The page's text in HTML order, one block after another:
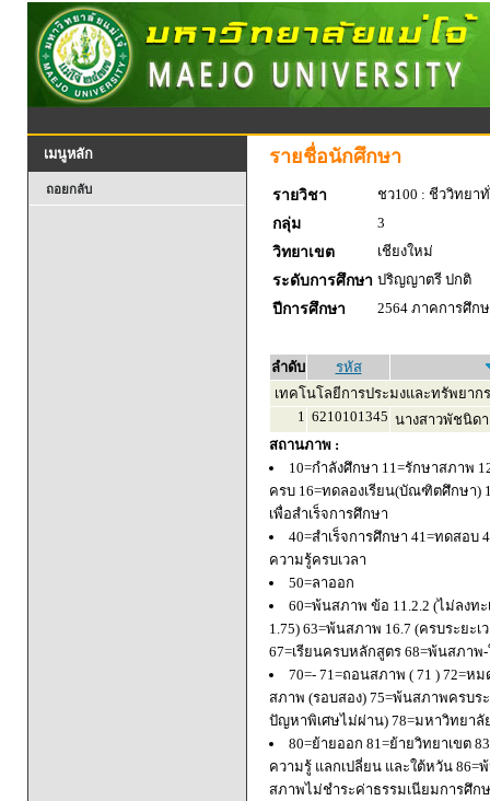
เมนูหลัก
ถอยกลับ
รายชื่อนักศึกษา
รายวิชา
ชว100 : ชีววิทยา
กลุ่ม
3
วิทยาเขต
เชียงใหม่
ระดับการศึกษา ปริญญาตรี ปกติ
ปีการศึกษา
2564 ภาคการศึก
ลำดับ
รหัส
เทคโนโลยีการประมงและทรัพยาก
1 6210101345 นางสาวพัชนิด
สถานภาพ :
10=กำลังศึกษา 11=รักษาสภาพ
ครบ 16=ทดลองเรียน(บัณฑิตศึกษา)
เพื่อสำเร็จการศึกษา
40=สำเร็จการศึกษา 41=ทดสอบ
ความรู้ครบเวลา
50=ลาออก
60=พ้นสภาพ ข้อ 11.2.2 (ไม่ลงท
1.75) 63=พ้นสภาพ 16.7 (ครบระยะ
67=เรียนครบหลักสูตร 68=พ้นสภา
70=- 71=ถอนสภาพ ( 71 ) 72=
สภาพ (รอบสอง) 75=พ้นสภาพครบ
ปัญหาพิเศษไม่ผ่าน) 78=มหาวิทยา
80=ย้ายออก 81=ย้ายวิทยาเขต
ความรู้ แลกเปลี่ยน และใต้หวัน
สภาพไม่ชำระค่าธรรมเนียมการศึก